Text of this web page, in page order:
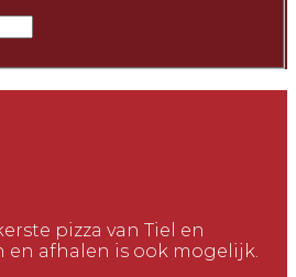
pizza van Tiel en
en afhalen is ook mogelijk.